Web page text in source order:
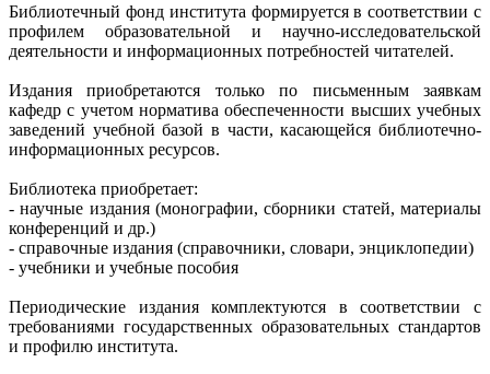
Библиотечный фонд института формируется в соответствии с
профилем образовательной и научно-исследовательской
деятельности и информационных потребностей читателей.
Издания приобретаются только по письменным заявкам
кафедр с учетом норматива обеспеченности высших учебных
заведений учебной базой в части, касающейся библиотечно-
информационных ресурсов.
Библиотека приобретает:
- научные издания (монографии, сборники статей, материалы
конференций и др.)
- справочные издания (справочники, словари, энциклопедии)
- учебники и учебные пособия
Периодические издания комплектуются в соответствии с
требованиями государственных образовательных стандартов
и профилю института.